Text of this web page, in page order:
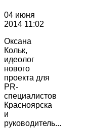
04 июня
2014 11:02
Оксана
Кольк,
идеолог
нового
проекта для
PR-
специалистов
Красноярска
и
руководитель...